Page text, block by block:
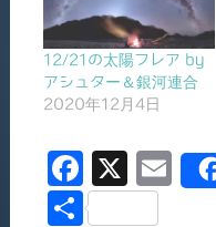
12/21の太陽フレア by
アシュター＆銀河連合
2020年12月4日
F
a
X
E
共